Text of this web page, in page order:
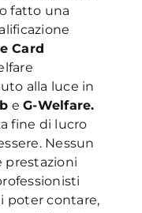
fatto una
Card
alla luce in
eG-Welfare.
fine di lucro
Nessun
prestazioni
poter contare,